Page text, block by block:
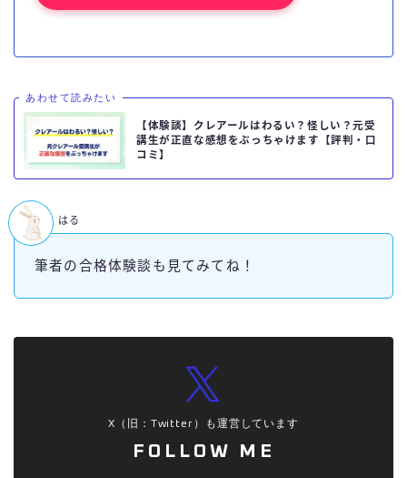
あわせて読みたい
【体験談】クレアールはわるい？怪しい？元受
講生が正直な感想をぶっちゃけます【評判・口
コミ】
筆者の合格体験談も見てみてね！
はる
X（旧：Twitter）も運営しています
FOLLOW ME